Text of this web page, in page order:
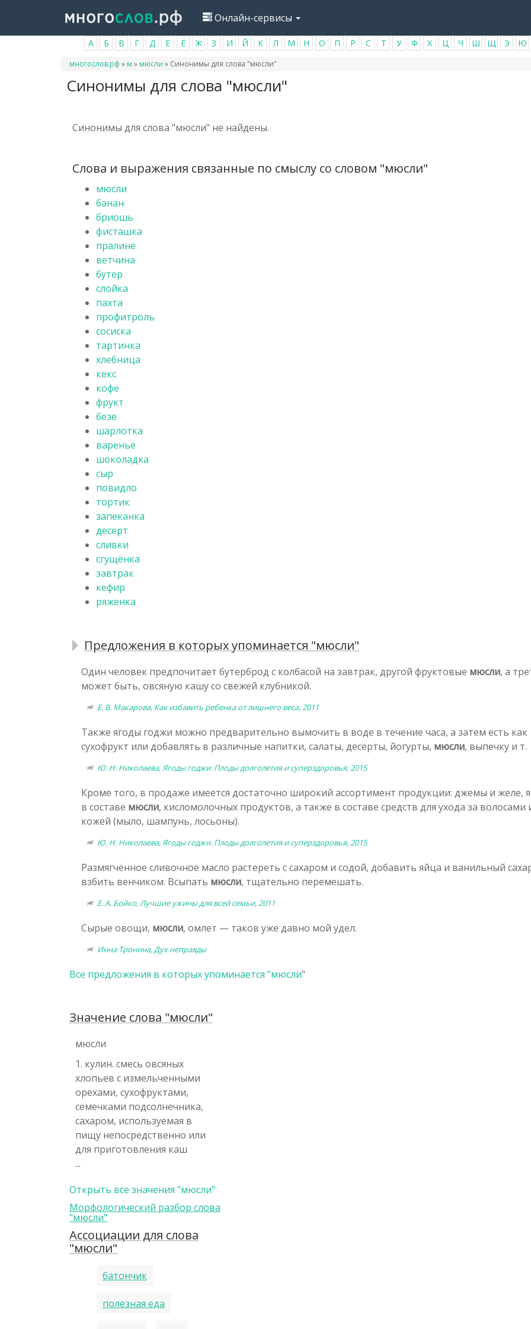
основному
Онлайн-сервисы
А Б В Г Д Е Ё Ж З И Й К Л М Н О П Р С Т У Ф Х Ц Ч Ш Щ Э Ю
Вы
многослов.рф » м » мюсли » Синонимы для слова "мюсли"
Синонимы для слова "мюсли"
Синонимы для слова "мюсли" не найдены.
Слова и выражения связанные по смыслу со словом "мюсли"
мюсли
банан
бриошь
фисташка
пралине
ветчина
бутер
слойка
пахта
профитроль
сосиска
тартинка
хлебница
кекс
кофе
фрукт
безе
шарлотка
варенье
шоколадка
сыр
повидло
тортик
запеканка
десерт
сливки
сгущёнка
завтрак
кефир
ряженка
Предложения в которых упоминается "мюсли"
Один человек предпочитает бутерброд с колбасой на завтрак, другой фруктовые мюсли, а
может быть, овсяную кашу со свежей клубникой.
Е. В. Макарова, Как избавить ребенка от лишнего веса, 2011
Также ягоды годжи можно предварительно вымочить в воде в течение часа, а затем есть как
сухофрукт или добавлять в различные напитки, салаты, десерты, йогурты, мюсли, выпечку и т.
Ю. Н. Николаева, Ягоды годжи. Плоды долголетия и суперздоровья, 2015
Кроме того, в продаже имеется достаточно широкий ассортимент продукции: джемы и желе,
в составе мюсли, кисломолочных продуктов, а также в составе средств для ухода за волосами
кожей (мыло, шампунь, лосьоны).
Ю. Н. Николаева, Ягоды годжи. Плоды долголетия и суперздоровья, 2015
Размягчённое сливочное масло растереть с сахаром и содой, добавить яйца и ванильный
взбить венчиком. Всыпать мюсли, тщательно перемешать.
Е. А. Бойко, Лучшие ужины для всей семьи, 2011
Сырые овощи, мюсли, омлет — таков уже давно мой удел.
Инна Тронина, Дух неправды
Все предложения в которых упоминается "мюсли"
Значение слова "мюсли"
мюсли
1. кулин. смесь овсяных
хлопьев с измельченными
орехами, сухофруктами,
семечками подсолнечника,
сахаром, используемая в
пищу непосредственно или
для приготовления каш
...
Открыть все значения "мюсли"
Морфологический разбор слова
"мюсли"
Ассоциации для слова
"мюсли"
батончик
полезная еда